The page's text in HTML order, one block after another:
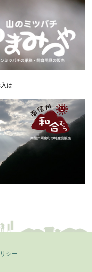
は
シー